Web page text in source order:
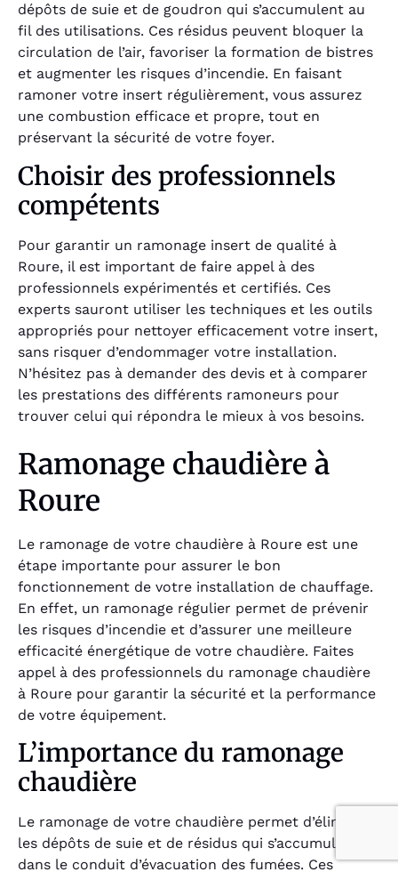
dépôts de suie et de goudron qui s’accumulent au
fil des utilisations. Ces résidus peuvent bloquer la
circulation de l’air, favoriser la formation de bistres
et augmenter les risques d’incendie. En faisant
ramoner votre insert régulièrement, vous assurez
une combustion efficace et propre, tout en
préservant la sécurité de votre foyer.
Choisir des professionnels
compétents
Pour garantir un ramonage insert de qualité à
Roure, il est important de faire appel à des
professionnels expérimentés et certifiés. Ces
experts sauront utiliser les techniques et les outils
appropriés pour nettoyer efficacement votre insert,
sans risquer d’endommager votre installation.
N’hésitez pas à demander des devis et à comparer
les prestations des différents ramoneurs pour
trouver celui qui répondra le mieux à vos besoins.
Ramonage chaudière à
Roure
Le ramonage de votre chaudière à Roure est une
étape importante pour assurer le bon
fonctionnement de votre installation de chauffage.
En effet, un ramonage régulier permet de prévenir
les risques d’incendie et d’assurer une meilleure
efficacité énergétique de votre chaudière. Faites
appel à des professionnels du ramonage chaudière
à Roure pour garantir la sécurité et la performance
de votre équipement.
L’importance du ramonage
chaudière
Le ramonage de votre chaudière permet d’éliminer
les dépôts de suie et de résidus qui s’accumulent
dans le conduit d’évacuation des fumées. Ces